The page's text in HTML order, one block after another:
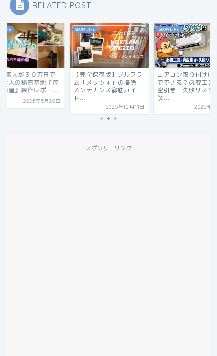
RELATED POST
LIFE
保存版】ノルフラ
メッツォ」の掃除・
テナンス徹底ガイ
2025年12月11日
SLOW LIFE
エアコン取り付けは自分
でできる？必要工具・真
空引き・失敗リスクを
解...
2025年6月3日
SLOW LIFE
DIYド素人が３０万
作る大人の秘密基地
根裏部屋』製作レポ
スポンサーリンク